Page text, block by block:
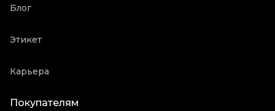
Блог
Этикет
Карьера
Покупателям